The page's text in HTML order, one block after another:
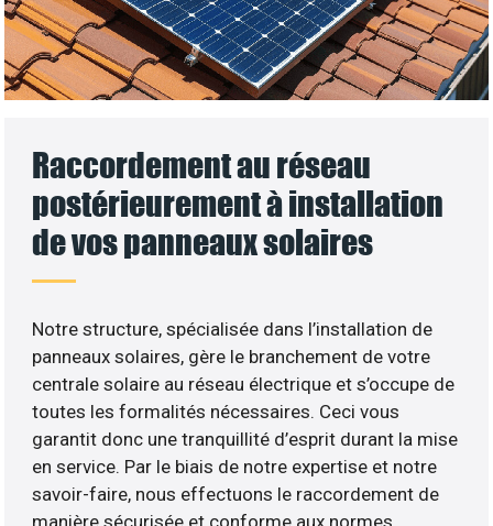
Raccordement au réseau
postérieurement à installation
de vos panneaux solaires
Notre structure, spécialisée dans l’installation de
panneaux solaires, gère le branchement de votre
centrale solaire au réseau électrique et s’occupe de
toutes les formalités nécessaires. Ceci vous
garantit donc une tranquillité d’esprit durant la mise
en service. Par le biais de notre expertise et notre
savoir-faire, nous effectuons le raccordement de